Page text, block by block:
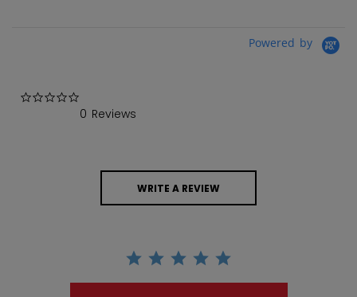
Powered by
0 Reviews
WRITE A REVIEW